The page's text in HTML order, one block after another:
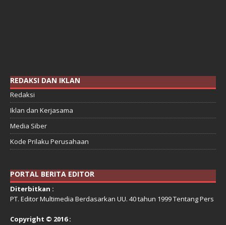
REDAKSI DAN IKLAN
Redaksi
Iklan dan Kerjasama
Media Siber
Kode Prilaku Perusahaan
PORTAL BERITA EDITOR
Diterbitkan :
PT. Editor Multimedia Berdasarkan UU. 40 tahun 1999 Tentang Pers
Copyright © 2016 :